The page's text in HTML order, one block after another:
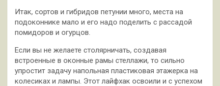
Итак, сортов и гибридов петунии много, места на
подоконнике мало и его надо поделить с рассадой
помидоров и огурцов.
Если вы не желаете столярничать, создавая
встроенные в оконные рамы стеллажи, то сильно
упростит задачу напольная пластиковая этажерка на
колесиках и лампы. Этот лайфхак освоили и с успехом